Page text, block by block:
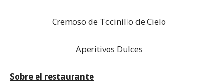
Cremoso de Tocinillo de Cielo
Aperitivos Dulces
Sobre el restaurante